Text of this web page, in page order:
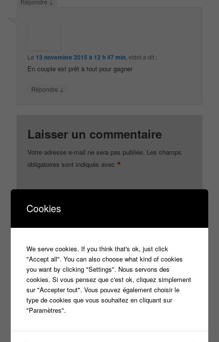
Répondre
Le 13 novembre 2015 à 12 h 47 min ,vidota dit :
En couple est prêt à tout pour gagner
Répondre ↓
Laisser un commentaire
Votre adresse e-mail ne sera pas publiée. Les champs
obligatoires sont indiqués avec *
Commentaire
*
Cookies
We serve cookies. If you think that's ok, just click
"Accept all". You can also choose what kind of cookies
you want by clicking "Settings". Nous servons des
cookies. Si vous pensez que c'est ok, cliquez simplement
sur "Accepter tout". Vous pouvez également choisir le
type de cookies que vous souhaitez en cliquant sur
"Paramètres".